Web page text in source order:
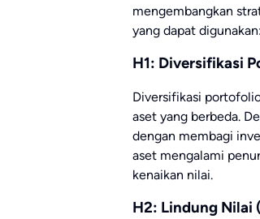
mengembangkan
yang dapat digunakan:
H1: Diversifikasi
Diversifikasi
aset yang berbeda.
dengan membagi
aset mengalami
kenaikan nilai.
H2: Lindung Nilai